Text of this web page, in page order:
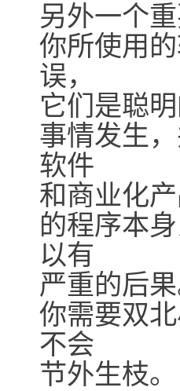
另外一个
你所使用
误，
它们是聪
事情发生
软件
和商业化
的程序本
以有
严重的后
你需要双
不会
节外生枝。